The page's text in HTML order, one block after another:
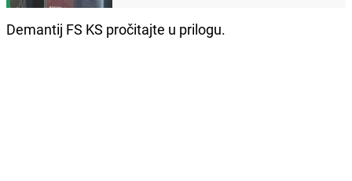
Demantij FS KS pročitajte u prilogu.